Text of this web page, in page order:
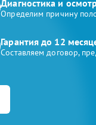
Диагностика и
Определим причину
Гарантия до 12
Составляем договор,